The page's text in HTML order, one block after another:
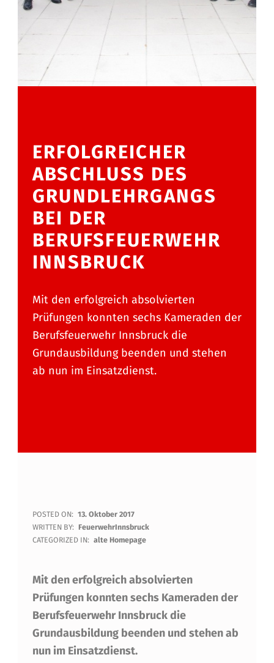
ERFOLGREICHER
ABSCHLUSS DES
GRUNDLEHRGANGS
BEI DER
BERUFSFEUERWEHR
INNSBRUCK
Mit den erfolgreich absolvierten
Prüfungen konnten sechs Kameraden der
Berufsfeuerwehr Innsbruck die
Grundausbildung beenden und stehen
ab nun im Einsatzdienst.
E
R
O
L
G
R
POSTED ON: 13. Oktober 2017
WRITTEN BY: FeuerwehrInnsbruck
CATEGORIZED IN: alte Homepage
Mit den erfolgreich absolvierten
Prüfungen konnten sechs Kameraden der
Berufsfeuerwehr Innsbruck die
Grundausbildung beenden und stehen ab
nun im Einsatzdienst.